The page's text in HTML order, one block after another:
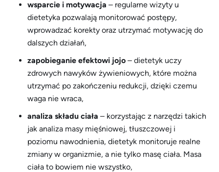
wsparcie i motywacja – regularne wizyty u
dietetyka pozwalają monitorować postępy,
wprowadzać korekty oraz utrzymać motywację do
dalszych działań,
zapobieganie efektowi jojo – dietetyk uczy
zdrowych nawyków żywieniowych, które można
utrzymać po zakończeniu redukcji, dzięki czemu
waga nie wraca,
analiza składu ciała – korzystając z narzędzi takich
jak analiza masy mięśniowej, tłuszczowej i
poziomu nawodnienia, dietetyk monitoruje realne
zmiany w organizmie, a nie tylko masę ciała. Masa
ciała to bowiem nie wszystko,